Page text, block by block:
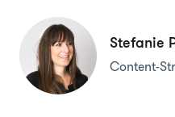
Stefanie
Content-